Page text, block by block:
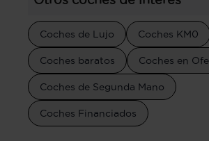
Coches de Lujo Coches KM0
Coches baratos Coches en
Coches de Segunda Mano
Coches Financiados